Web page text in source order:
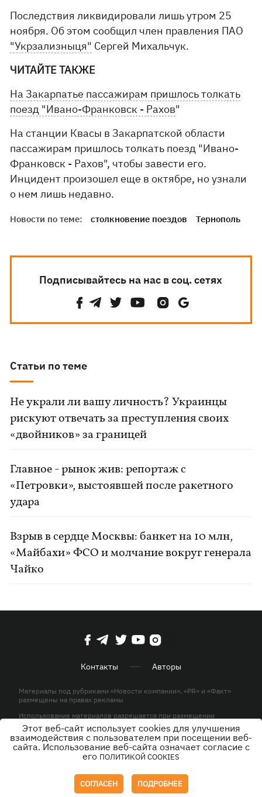
Последствия ликвидировали лишь утром 25
ноября. Об этом сообщил член правления ПАО
"Укрзализныця" Сергей Михальчук.
ЧИТАЙТЕ ТАКЖЕ
На Закарпатье пассажирам пришлось толкать
поезд "Ивано-Франковск - Рахов"
На станции Квасы в Закарпатской области
пассажирам пришлось толкать поезд "Ивано-
Франковск - Рахов", чтобы завести его.
Инцидент произошел еще в октябре, но узнали
о нем лишь недавно.
Новости по теме: столкновение поездов Тернополь
Подписывайтесь на нас в соц. сетях
Статьи по теме
Не украли ли вашу личность? Украинцы
рискуют отвечать за преступления своих
«двойников» за границей
Главное - рынок жив: репортаж с
«Петровки», выстоявшей после ракетного
удара
Взрыв в сердце Москвы: банкет на 10 млн,
«Майбахи» ФСО и молчание вокруг генерала
Чайко
Контакты Авторы
Материалы под рубриками «Новости компании», «PR» и «Факт»
размещены на правах рекламы
Использование материалов разрешается при размещении
активной гиперссылки на KP.UA в первом абзаце.
© ООО «ЮЛАВ МЕДИА»,2026. Все права защищены.
Этот веб-сайт использует cookies для улучшения
взаимодействия с пользователем при посещении веб-
сайта. Использование веб-сайта означает согласие с
его ПОЛИТИКОЙ COOKIES
СОГЛАСЕН ПОДРОБНЕЕ